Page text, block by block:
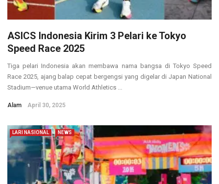
ASICS Indonesia Kirim 3 Pelari ke Tokyo
Speed Race 2025
Tiga pelari Indonesia akan membawa nama bangsa di Tokyo Speed
Race 2025, ajang balap cepat bergengsi yang digelar di Japan National
Stadium—venue utama World Athletics ...
Alam April 30, 2025
LARI NASIONAL NEWS